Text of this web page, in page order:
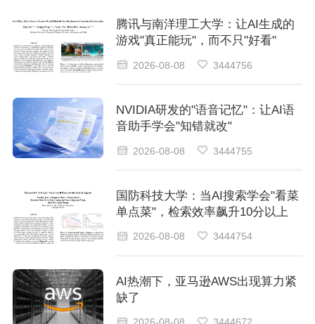
腾讯与南洋理工大学：让AI生成的
游戏"真正能玩"，而不只"好看"
2026-08-08 3444756
NVIDIA研发的"语音记忆"：让AI语
音助手学会"知错就改"
2026-08-08 3444755
国防科技大学：当AI搜索学会"看菜
单点菜"，检索效率飙升10分以上
2026-08-08 3444754
AI热潮下，亚马逊AWS出现算力紧
缺了